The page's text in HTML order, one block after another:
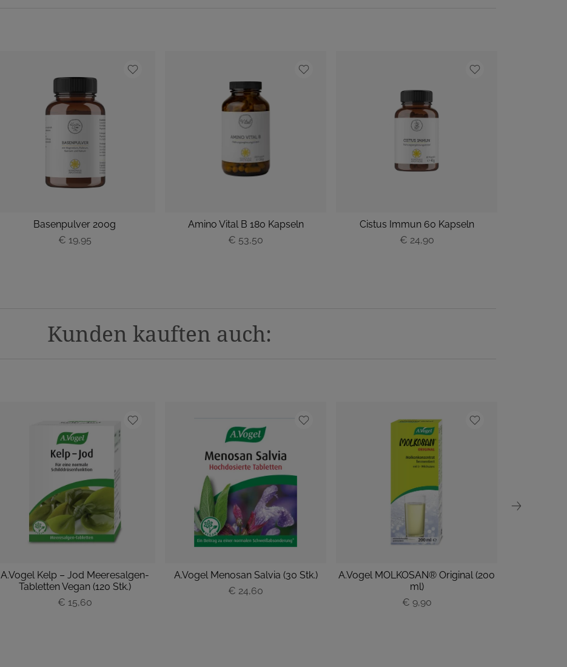
Basenpulver 200g
€ 19,95
Amino Vital B 180 Kapseln
€ 53,50
Cistus Immun 60 Kapseln
€ 24,90
Kunden kauften auch:
A.Vogel Kelp – Jod Meeresalgen-
Tabletten Vegan (120 Stk.)
€ 15,60
A.Vogel Menosan Salvia (30 Stk.)
€ 24,60
A.Vogel MOLKOSAN® Original (200
ml)
€ 9,90
P
r
P